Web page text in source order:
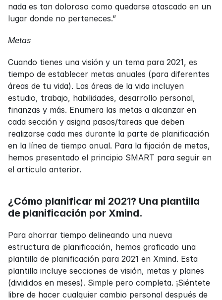
nada es tan doloroso como quedarse atascado en un
lugar donde no perteneces.”
Metas
Cuando tienes una visión y un tema para 2021, es
tiempo de establecer metas anuales (para diferentes
áreas de tu vida). Las áreas de la vida incluyen
estudio, trabajo, habilidades, desarrollo personal,
finanzas y más. Enumera las metas a alcanzar en
cada sección y asigna pasos/tareas que deben
realizarse cada mes durante la parte de planificación
en la línea de tiempo anual. Para la fijación de metas,
hemos presentado el principio SMART para seguir en
el artículo anterior.
¿Cómo planificar mi 2021? Una plantilla
de planificación por Xmind.
Para ahorrar tiempo delineando una nueva
estructura de planificación, hemos graficado una
plantilla de planificación para 2021 en Xmind. Esta
plantilla incluye secciones de visión, metas y planes
(divididos en meses). Simple pero completa. ¡Siéntete
libre de hacer cualquier cambio personal después de